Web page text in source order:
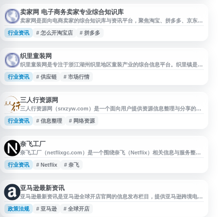
卖家网 电子商务卖家专业综合知识库
卖家网是面向电商卖家的综合知识库与资讯平台，聚焦淘宝、拼多多、京东、
跨境电商等领域，提供开店指南、平台规则、店铺运营、淘宝 SEO、直通车
推广、运营工具推荐、培训课程、行业资讯和实操经验等内容，帮助卖家获取
行业资讯 # 怎么开淘宝店 # 拼多多
织里童装网
织里童装网是专注于浙江湖州织里地区童装产业的综合信息平台。织里镇是中
国最大的童装生产基地之一，拥有完整的童装产业链和丰富的货源资源。该网
站为童装批发商、零售商和从业者提供行业资讯、市场动态、供应链信息等服
信息枢纽。网站致力于
行业资讯 # 供应链 # 市场行情
三人行资源网
三人行资源网（srxzyw.com）是一个面向用户提供资源信息整理与分享的网
站，可用于查找、浏览和获取各类网络资源相关内容。网站名称清晰，适合需
要资源导航、资料检索和信息汇总的用户参考使用。
行业资讯 # 信息整理 # 网络资源
奈飞工厂
奈飞工厂（netflixgc.com）是一个围绕奈飞（Netflix）相关信息与服务整理
的网站，提供 Netflix 使用、订阅、账号及相关资源的访问入口。适合需要了
解奈飞服务、查找相关内容或进行网址导航的用户参考使用。
行业资讯 # Netflix # 奈飞
亚马逊最新资讯
亚马逊最新资讯是亚马逊全球开店官网的信息发布栏目，提供亚马逊跨境电商
相关政策规则、官方动态、开店服务更新及运营资讯，帮助卖家及时了解平台
变化、合规要求和全球开店相关服务信息。
政策法规 # 亚马逊 # 全球开店